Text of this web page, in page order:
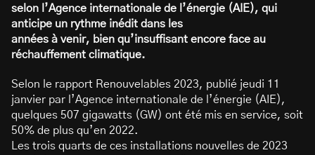
selon l’Agence internationale de l’énergie (AIE), qui
anticipe un rythme inédit dans les
années à venir, bien qu’insuffisant encore face au
réchauffement climatique.
Selon le rapport Renouvelables 2023, publié jeudi 11
janvier par l’Agence internationale de l’énergie (AIE),
quelques 507 gigawatts (GW) ont été mis en service, soit
50% de plus qu’en 2022.
Les trois quarts de ces installations nouvelles de 2023